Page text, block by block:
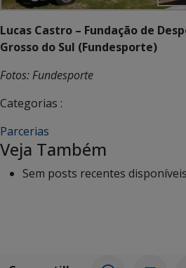
Lucas Castro – Fundação de
Grosso do Sul (Fundesporte)
Fotos: Fundesporte
Categorias :
Parcerias
Veja Também
Sem posts recentes